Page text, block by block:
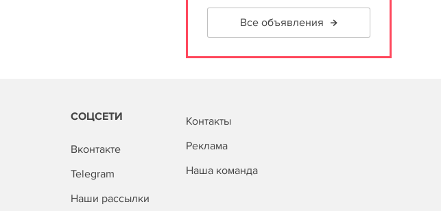
Все объявления
СОЦСЕТИ
Вконтакте
Telegram
Наши рассылки
Контакты
Реклама
Наша команда